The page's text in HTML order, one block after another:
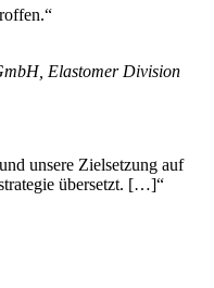
Elastomer Division
unsere Zielsetzung auf
übersetzt. […]“